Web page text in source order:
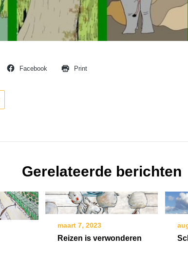
Facebook Print
Gerelateerde berichten
maart 7, 2023
Reizen is verwonderen